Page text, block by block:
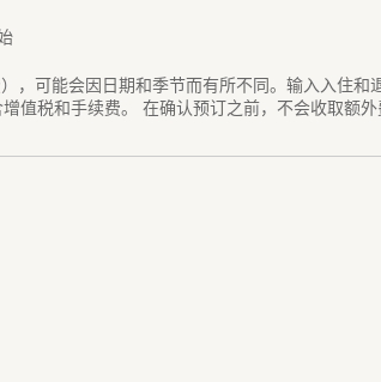
，可能会因日期和季节而有所不同。输入入住和
值税和手续费。 在确认预订之前，不会收取额